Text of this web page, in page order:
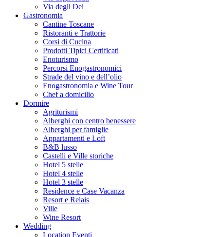
Via degli Dei
Gastronomia
Cantine Toscane
Ristoranti e Trattorie
Corsi di Cucina
Prodotti Tipici Certificati
Enoturismo
Percorsi Enogastronomici
Strade del vino e dell’olio
Enogastronomia e Wine Tour
Chef a domicilio
Dormire
Agriturismi
Alberghi con centro benessere
Alberghi per famiglie
Appartamenti e Loft
B&B lusso
Castelli e Ville storiche
Hotel 5 stelle
Hotel 4 stelle
Hotel 3 stelle
Residence e Case Vacanza
Resort e Relais
Ville
Wine Resort
Wedding
Location Eventi